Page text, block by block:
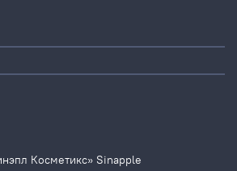
Косметикс» Sinapple